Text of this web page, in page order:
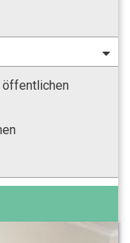
öffentlichen